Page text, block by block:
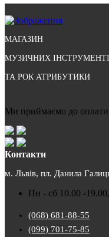
МАГАЗИН
МУЗИЧНИХ
ТА РОК АТРИБУТИКИ
Ми приймаємо до
Контакти
м. Львів, пл. Данила
Пн - сб 10.00 -
(068) 681-88-55
(099) 701-75-85